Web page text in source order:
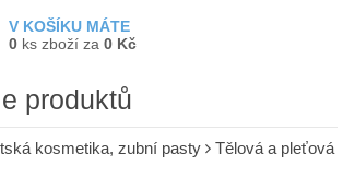
V KOŠÍKU MÁTE
0 ks zboží za 0 Kč
produktů
kosmetika, zubní pasty
Tělová a pleťová